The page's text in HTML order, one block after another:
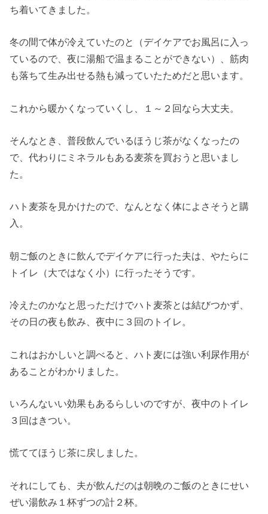
ち着いてきました。
冬の間で体が冷えていたのと（デイケアでお風呂に入っ
ているので、夜に湯船で温まることができない）、筋肉
も落ちて生み出せる熱も減っていたためだと思います。
これから暖かくなっていくし、１～２回なら大丈夫。
そんなとき、普段飲んでいるほうじ茶がなくなったの
で、代わりにミネラルもある麦茶を買おうと思いまし
た。
ハト麦茶を見かけたので、なんとなく体によさそうと購
入。
朝ご飯のときに飲んでデイケアに行った夫は、やたらに
トイレ（大ではなく小）に行ったそうです。
冷えたのかなと思っただけでハト麦茶とは結びつかず、
その日の夜も飲み、夜中に３回のトイレ。
これはおかしいと調べると、ハト麦には強い利尿作用が
あることがわかりました。
いろんないい効果もあるらしいのですが、夜中のトイレ
３回はきつい。
慌ててほうじ茶に戻しました。
それにしても、夫が飲んだのは朝晩のご飯のときにせい
ぜい湯飲み１杯ずつの計２杯。